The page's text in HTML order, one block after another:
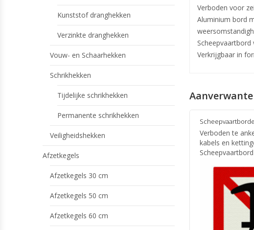
Verboden voor
Aluminium bord
Scheepvaartbord
Verkrijgbaar in
Verboden te
kabels en
Kunststof dranghekken
Verzinkte dranghekken
Vouw- en Schaarhekken
Schrikhekken
Tijdelijke schrikhekken
Permanente schrikhekken
Veiligheidshekken
Afzetkegels
Afzetkegels 30 cm
Afzetkegels 50 cm
Afzetkegels 60 cm